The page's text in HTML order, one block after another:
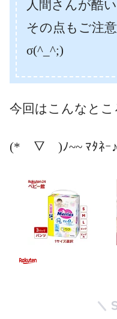
人間さんが酷
その点もご注意
σ(^_^;)
今回はこんなとこ
(*￣▽￣)ﾉ~~ ﾏﾀﾈｰ♪